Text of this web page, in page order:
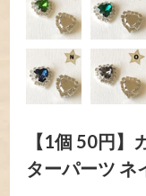
【1個 50円
ターパーツ ネ